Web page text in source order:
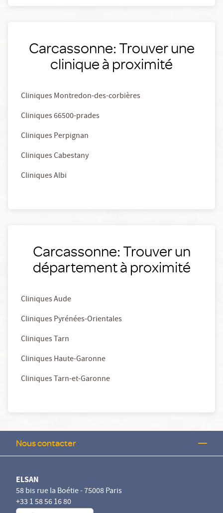
Carcassonne: Trouver une
clinique à proximité
Cliniques Montredon-des-corbières
Cliniques 66500-prades
Cliniques Perpignan
Cliniques Cabestany
Cliniques Albi
Carcassonne: Trouver un
département à proximité
Cliniques Aude
Cliniques Pyrénées-Orientales
Cliniques Tarn
Cliniques Haute-Garonne
Cliniques Tarn-et-Garonne
Nous contacter
ELSAN
58 bis rue la Boétie - 75008 Paris
+33 1 58 56 16 80